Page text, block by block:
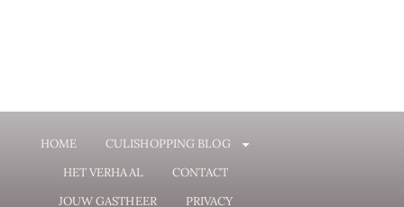
HOME
CULISHOPPING BLOG
HET VERHAAL
CONTACT
JOUW GASTHEER
PRIVACY